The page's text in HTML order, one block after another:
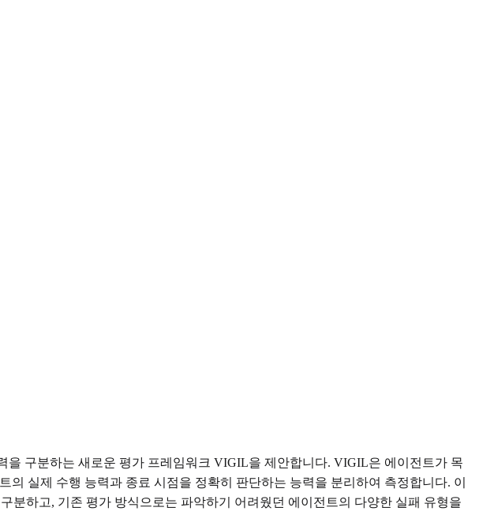
구분하는 새로운 평가 프레임워크 VIGIL을 제안합니다. VIGIL은 에이전트가 목
실제 수행 능력과 종료 시점을 정확히 판단하는 능력을 분리하여 측정합니다. 이
분하고, 기존 평가 방식으로는 파악하기 어려웠던 에이전트의 다양한 실패 유형을